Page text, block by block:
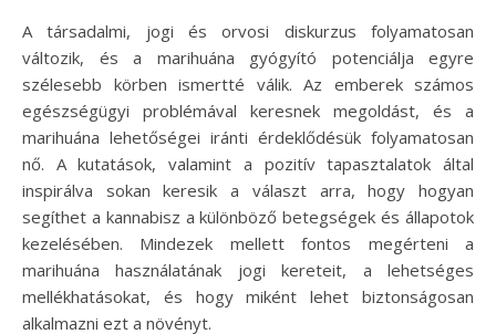
A társadalmi, jogi és orvosi diskurzus folyamatosan
változik, és a marihuána gyógyító potenciálja egyre
szélesebb körben ismertté válik. Az emberek számos
egészségügyi problémával keresnek megoldást, és a
marihuána lehetőségei iránti érdeklődésük folyamatosan
nő. A kutatások, valamint a pozitív tapasztalatok által
inspirálva sokan keresik a választ arra, hogy hogyan
segíthet a kannabisz a különböző betegségek és állapotok
kezelésében. Mindezek mellett fontos megérteni a
marihuána használatának jogi kereteit, a lehetséges
mellékhatásokat, és hogy miként lehet biztonságosan
alkalmazni ezt a növényt.